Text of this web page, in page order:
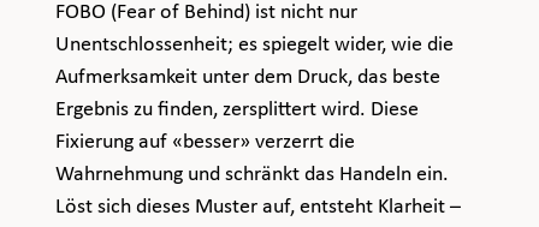
FOBO (Fear of Behind) ist nicht nur
Unentschlossenheit; es spiegelt wider, wie die
Aufmerksamkeit unter dem Druck, das beste
Ergebnis zu finden, zersplittert wird. Diese
Fixierung auf «besser» verzerrt die
Wahrnehmung und schränkt das Handeln ein.
Löst sich dieses Muster auf, entsteht Klarheit –